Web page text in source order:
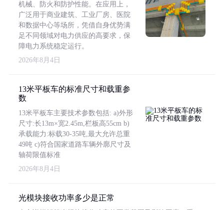
机械、防火和防护性能。在应用上，
广泛用于商业建筑、工业厂房、医院
和数据中心等场所，凭借自身优势满
足不同领域对电力供应的高要求，保
障电力系统稳定运行。
2026年8月4日
13米平板车的标准尺寸和载重参
数
13米平板车主要技术参数包括: a)外形
尺寸:长13m×宽2.45m,栏板高55cm b)
承载能力:标载30-35吨,最大允许总重
49吨 c)符合国家道路车辆外廓尺寸及
轴荷限值标准
2026年8月4日
光模块接收功率多少是正常